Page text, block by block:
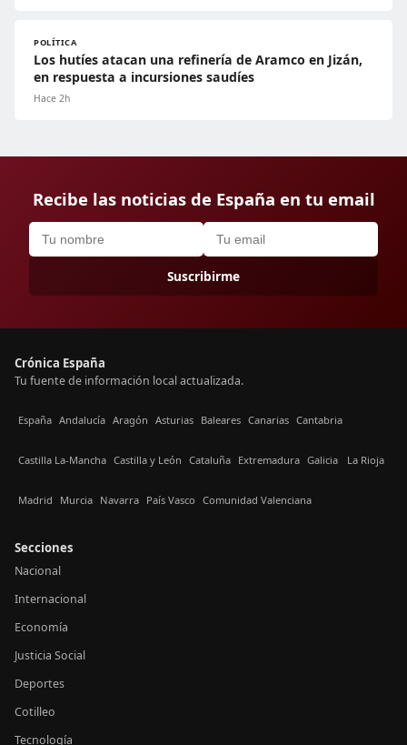
POLÍTICA
Los hutíes atacan una refinería de Aramco en Jizán,
en respuesta a incursiones saudíes
Hace 2h
Recibe las noticias de España en tu email
Suscribirme
Crónica España
Tu fuente de información local actualizada.
España Andalucía Aragón Asturias Baleares Canarias Cantabria
Castilla La-Mancha Castilla y León Cataluña Extremadura Galicia La Rioja
Madrid Murcia Navarra País Vasco Comunidad Valenciana
Secciones
Nacional
Internacional
Economía
Justicia Social
Deportes
Cotilleo
Tecnología